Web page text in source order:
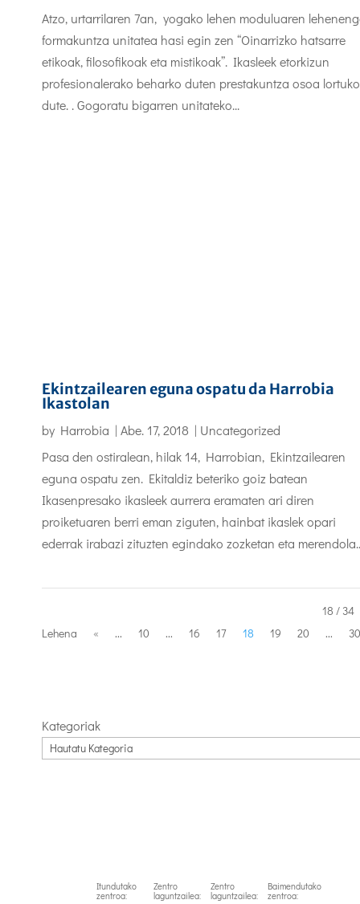
Atzo, urtarrilaren 7an, yogako lehen moduluaren
formakuntza unitatea hasi egin zen “Oinarrizko hatsarre
etikoak, filosofikoak eta mistikoak”. Ikasleek etorkizun
profesionalerako beharko duten prestakuntza osoa lortuko
dute. . Gogoratu bigarren unitateko...
Ekintzailearen eguna ospatu da Harrobia
Ikastolan
by Harrobia | Abe. 17, 2018 | Uncategorized
Pasa den ostiralean, hilak 14, Harrobian, Ekintzailearen
eguna ospatu zen. Ekitaldiz beteriko goiz batean
Ikasenpresako ikasleek aurrera eramaten ari diren
proiketuaren berri eman ziguten, hainbat ikaslek opari
ederrak irabazi zituzten egindako zozketan eta
18 / 34
Lehena
« ... 10 ... 16 17 18 19 20 ... 30
Kategoriak
Itundutako
zentroa:
Zentro
laguntzailea:
Zentro
laguntzailea:
Baimendutako
zentroa: